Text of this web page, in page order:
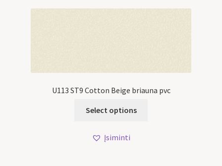
U113 ST9 Cotton Beige briauna pvc
Select options
Įsiminti